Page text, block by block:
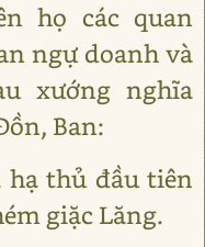
họ các quan
ngự doanh và
xướng nghĩa
Ban:
hạ thủ đầu tiên
giặc Lăng.